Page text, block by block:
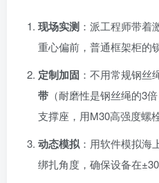
现场实测 ：派工程师带着
重心偏前，普通框架柜的
定制加固 ：不用常规钢丝
带 （耐磨性是钢丝绳的3
支撑座，用M30高强度螺
动态模拟：用软件模拟海
绑扎角度，确保设备在